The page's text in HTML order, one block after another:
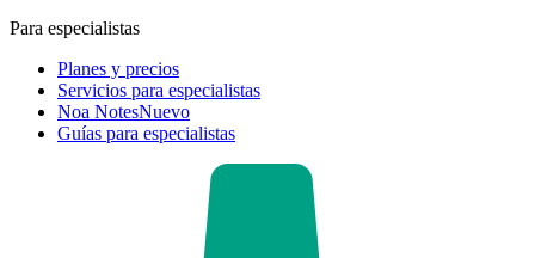
Para especialistas
Planes y precios
Servicios para especialistas
Noa NotesNuevo
Guías para especialistas